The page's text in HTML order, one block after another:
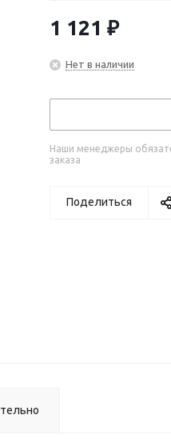
1 121 ₽
Нет в наличии
Наши менеджеры
заказа
Поделиться